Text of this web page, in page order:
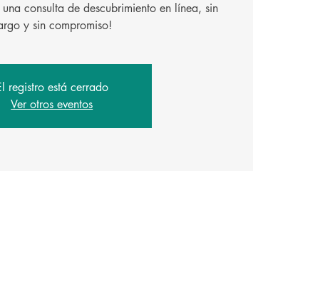
una consulta de descubrimiento en línea, sin
y sin compromiso!
registro está cerrado
Ver otros eventos